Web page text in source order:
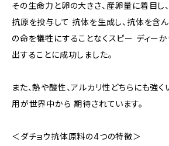
その生命力と卵の大きさ、産卵量に着目し
抗原を投与して 抗体を生成し、抗体を含
の命を犠牲にすることなくスピー ディー
出することに成功しました。
また、熱や酸性、アルカリ性どちらにも強
用が世界中から 期待されています。
＜ダチョウ抗体原料の4つの特徴＞